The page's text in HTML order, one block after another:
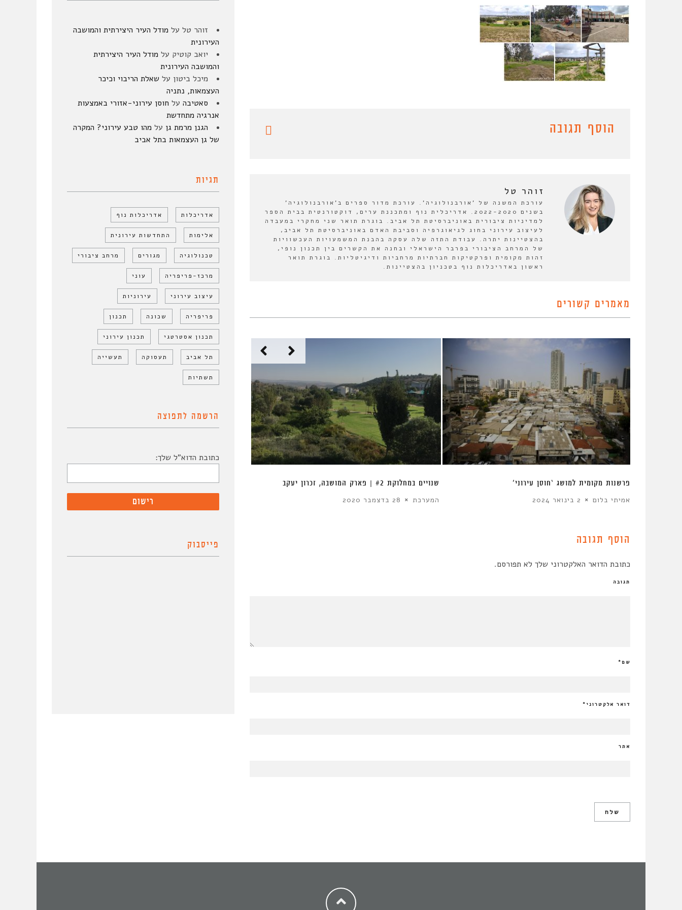
הוסף תגובה
זוהר טל
עורכת המשנה של 'אורבנולוגיה'. עורכת מדור ספרים ב'אורבנולוגיה'
בשנים 2022-2020. אדריכלית נוף ומתכננת ערים, דוקטורנטית בבית הספר
למדיניות ציבורית באוניברסיטת תל אביב. בוגרת תואר שני מחקרי במעבדה
לעיצוב עירוני בחוג לגיאוגרפיה וסביבת האדם באוניברסיטת תל אביב,
בהצטיינות יתרה. עבודת התזה שלה עסקה בהבנת המשמעויות העכשוויות
של המרחב הציבורי בפרבר הישראלי ובחנה את הקשרים בין תכנון נופי,
זהות מקומית ופרקטיקות חברתיות מרחביות ודיגיטליות. בוגרת תואר
ראשון באדריכלות נוף בטכניון בהצטיינות.
מאמרים קשורים
בֵּין הַזְּמַנִּים #6 | לי בן משה שנויים במחלוקת #2 | פארק המושבה, זכרון יעקב
המערכת 28 בדצמבר 2020
פרשנות מקומית למושג ‘חוסן עירוני’
אמיתי בלום 2 בינואר 2024
הוסף תגובה
כתובת הדואר האלקטרוני שלך לא תפורסם.
תגובה
שם*
דואר אלקטרוני *
אתר
זוהר טל על מודל העיר היצירתית והמושבה
העירונית
יואב קוטיק על מודל העיר היצירתית
והמושבה העירונית
מיכל ביטון על שאלת הריבוי וכיכר
העצמאות, נתניה
סאטיבה על חוסן עירוני-אזורי באמצעות
אנרגיה מתחדשת
הגנן מרמת גן על מהו טבע עירוני? המקרה
של גן העצמאות בתל אביב
תגיות
אדריכלות אדריכלות נוף
אלימות התחדשות עירונית
טכנולוגיה מגורים מרחב ציבורי
מרכז-פריפריה עוני
עיצוב עירוני עירוניות
פריפריה שכונה תכנון
תכנון אסטרטגי תכנון עירוני
תל אביב תעסוקה תעשייה
תשתיות
הרשמה לתפוצה
כתובת הדוא"ל שלך:
פייסבוק